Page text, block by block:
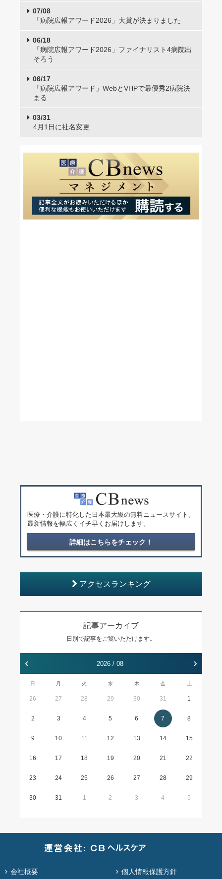
07/08
「病院広報アワード2026」大賞が決まりました
06/18
「病院広報アワード2026」ファイナリスト4病院出
そろう
06/17
「病院広報アワード」WebとVHPで最優秀2病院決
まる
03/31
4月1日に社名変更
医療・介護に特化した日本最大級の無料ニュースサイト。
最新情報を幅広くイチ早くお届けします。
詳細はこちらをチェック！
アクセスランキング
記事アーカイブ
日別で記事をご覧いただけます。
‹ 2026 / 08 ›
日 月 火 水 木 金 土
26 27 28 29 30 31 1
2 3 4 5 6 7 8
9 10 11 12 13 14 15
16 17 18 19 20 21 22
23 24 25 26 27 28 29
30 31 1 2 3 4 5
会社概要 個人情報保護方針